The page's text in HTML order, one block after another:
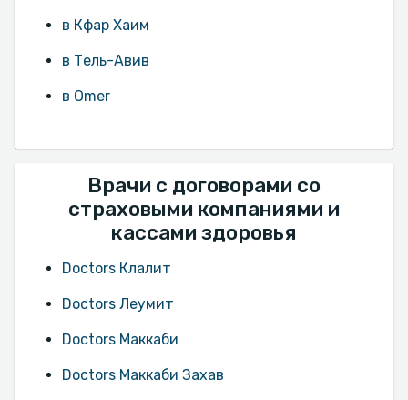
в Кфар Хаим
в Тель-Авив‎
в Omer
Врачи с договорами со
страховыми компаниями и
кассами здоровья
Doctors Клалит
Doctors Леумит
Doctors Маккаби
Doctors Маккаби Захав